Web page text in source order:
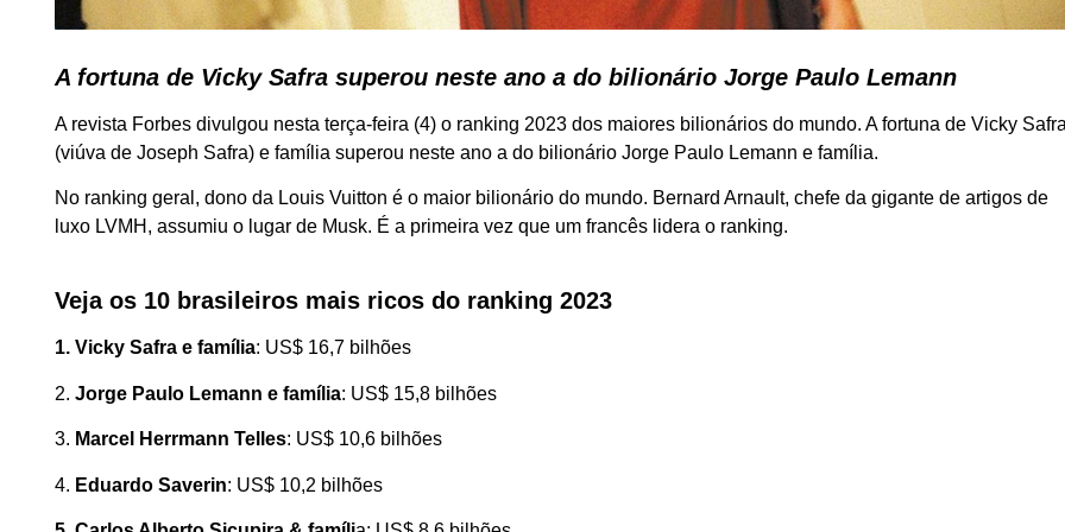
A fortuna de Vicky Safra superou neste ano a do bilionário Jorge Paulo Lemann
A revista Forbes divulgou nesta terça-feira (4) o ranking 2023 dos maiores bilionários do mundo. A fortuna de Vicky
(viúva de Joseph Safra) e família superou neste ano a do bilionário Jorge Paulo Lemann e família.
No ranking geral, dono da Louis Vuitton é o maior bilionário do mundo. Bernard Arnault, chefe da gigante de artigos de
luxo LVMH, assumiu o lugar de Musk. É a primeira vez que um francês lidera o ranking.
Veja os 10 brasileiros mais ricos do ranking 2023
1. Vicky Safra e família: US$ 16,7 bilhões
2.Jorge Paulo Lemann e família: US$ 15,8 bilhões
3. Marcel Herrmann Telles: US$ 10,6 bilhões
4. Eduardo Saverin: US$ 10,2 bilhões